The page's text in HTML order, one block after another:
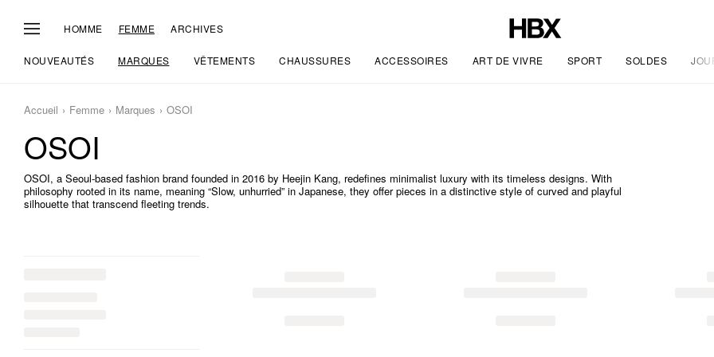
HOMME FEMME ARCHIVES
NOUVEAUTÉS MARQUES VÊTEMENTS CHAUSSURES ACCESSOIRES ART DE VIVRE SPORT SOLDES
Accueil Femme Marques OSOI
OSOI
OSOI, a Seoul-based fashion brand founded in 2016 by Heejin Kang, redefines minimalist luxury with its timeless designs. With
philosophy rooted in its name, meaning “Slow, unhurried” in Japanese, they offer pieces in a distinctive style of curved and playful
silhouette that transcend fleeting trends.